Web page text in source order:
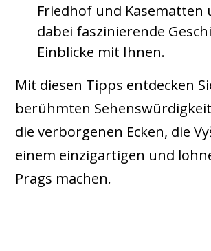
Friedhof und Kasematten
dabei faszinierende
Einblicke mit Ihnen.
Mit diesen Tipps entdecken
berühmten
die verborgenen Ecken, die
einem einzigartigen und
Prags machen.